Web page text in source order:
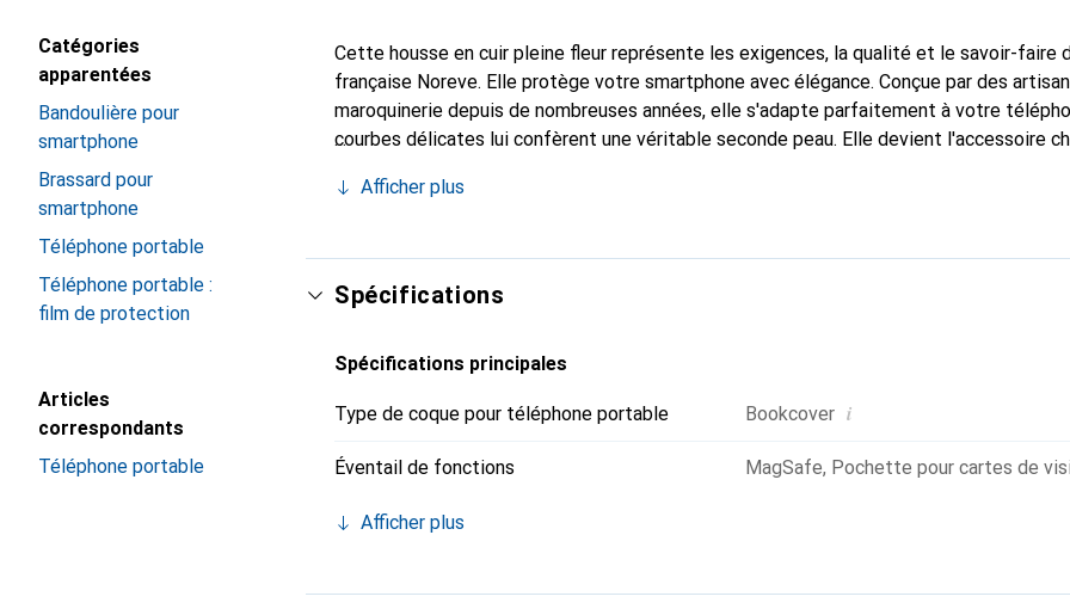
Catégories
apparentées
Bandoulière pour
smartphone
Brassard pour
smartphone
Téléphone portable
Téléphone portable :
film de protection
Articles
correspondants
Téléphone portable
Cette housse en cuir pleine fleur représente les exigences, la qualité et le savoir-faire
française Noreve. Elle protège votre smartphone avec élégance. Conçue par des
maroquinerie depuis de nombreuses années, elle s'adapte parfaitement à votre
courbes délicates lui confèrent une véritable seconde peau. Elle devient l'accessoire
est un choix sûr pour une clientèle exigeante.
Afficher plus
Spécifications
Spécifications principales
Type de coque pour téléphone portable Bookcover i
Éventail de fonctions MagSafe, Pochette pour cartes de
Afficher plus